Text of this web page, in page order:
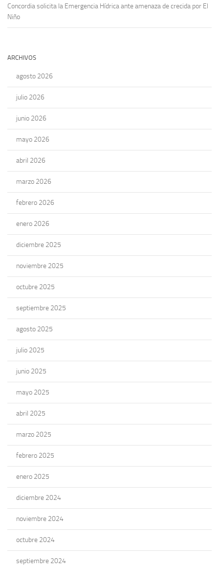
Concordia solicita la Emergencia Hídrica ante amenaza de crecida por El
Niño
ARCHIVOS
agosto 2026
julio 2026
junio 2026
mayo 2026
abril 2026
marzo 2026
febrero 2026
enero 2026
diciembre 2025
noviembre 2025
octubre 2025
septiembre 2025
agosto 2025
julio 2025
junio 2025
mayo 2025
abril 2025
marzo 2025
febrero 2025
enero 2025
diciembre 2024
noviembre 2024
octubre 2024
septiembre 2024